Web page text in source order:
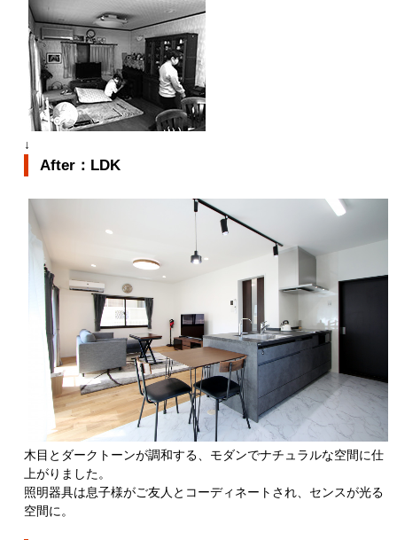
↓
After：LDK
木目とダークトーンが調和する、モダンでナチュラルな空間に仕
上がりました。
照明器具は息子様がご友人とコーディネートされ、センスが光る
空間に。